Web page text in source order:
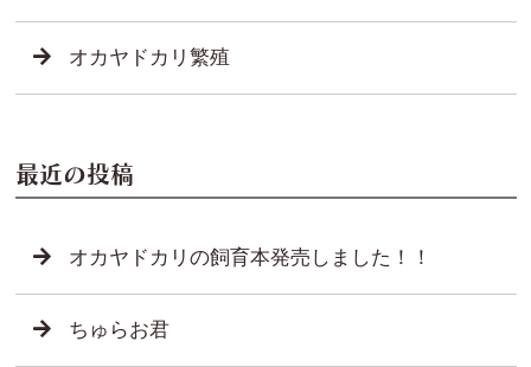
オカヤドカリ繁殖
最近の投稿
オカヤドカリの飼育本発売しました！！
ちゅらお君